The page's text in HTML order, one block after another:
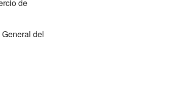
de
del